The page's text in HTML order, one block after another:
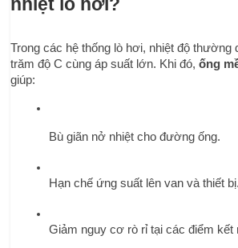
Trong các hệ thống lò hơi, nhiệt độ thường
trăm độ C cùng áp suất lớn. Khi đó, ống
giúp:
Bù giãn nở nhiệt cho đường ống.
Hạn chế ứng suất lên van và thiết bị.
Giảm nguy cơ rò rỉ tại các điểm kết